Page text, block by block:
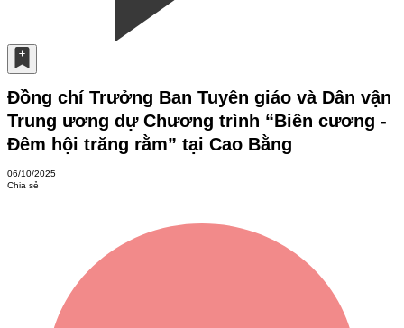
Đồng chí Trưởng Ban Tuyên giáo và Dân vận
Trung ương dự Chương trình “Biên cương -
Đêm hội trăng rằm” tại Cao Bằng
06/10/2025
Chia sẻ